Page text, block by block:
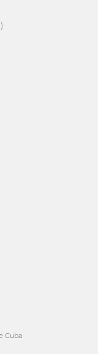
Cuba